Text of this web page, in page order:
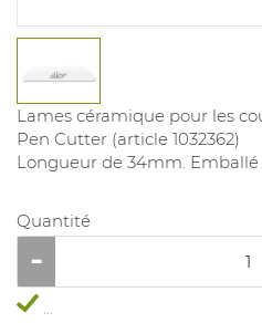
Lames céramique pour les
Pen Cutter (article 1032362)
Longueur de 34mm. Emballé
Quantité
...